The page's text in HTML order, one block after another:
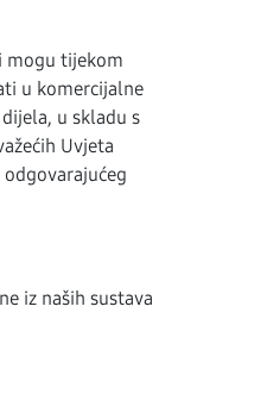
mogu tijekom
u komercijalne
u skladu s
Uvjeta
iz naših sustava